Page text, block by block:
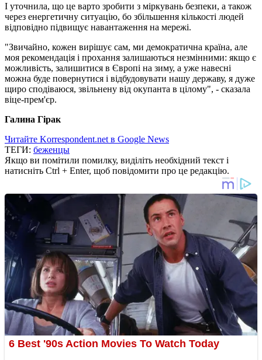
І уточнила, що це варто зробити з міркувань безпеки, а також
через енергетичну ситуацію, бо збільшення кількості людей
відповідно підвищує навантаження на мережі.
"Звичайно, кожен вирішує сам, ми демократична країна, але
моя рекомендація і прохання залишаються незмінними: якщо є
можливість, залишитися в Європі на зиму, а уже навесні
можна буде повернутися і відбудовувати нашу державу, я дуже
щиро сподіваюся, звільнену від окупанта в цілому", - сказала
віце-прем'єр.
Галина Гірак
Читайте Korrespondent.net в Google News
ТЕГИ: беженцы
Якщо ви помітили помилку, виділіть необхідний текст і
натисніть Ctrl + Enter, щоб повідомити про це редакцію.